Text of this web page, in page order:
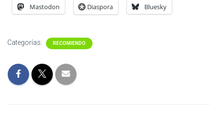
Mastodon Diaspora Bluesky
Categorías: RECOMIENDO